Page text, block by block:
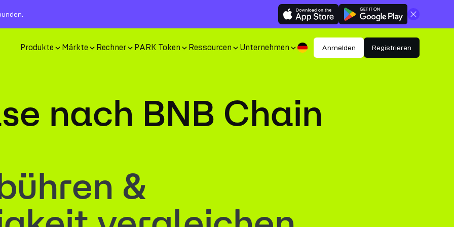
Schließen
Produkte Märkte Rechner PARK Token Ressourcen Unternehmen Anmelden Registrieren
nach BNB Chain
&